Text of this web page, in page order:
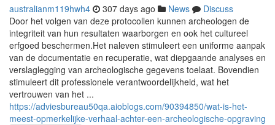
australianm119hwh4 307 days ago News
Discuss
Door het volgen van deze protocollen kunnen archeologen de
integriteit van hun resultaten waarborgen en ook het cultureel
erfgoed beschermen.Het naleven stimuleert een uniforme aanpak
van de documentatie en recuperatie, wat diepgaande analyses en
verslaglegging van archeologische gegevens toelaat. Bovendien
stimuleert dit professionele verantwoordelijkheid, wat het
vertrouwen van het ...
https://adviesbureau50qa.aioblogs.com/90394850/wat-is-het-
meest-opmerkelijke-verhaal-achter-een-archeologische-opgraving